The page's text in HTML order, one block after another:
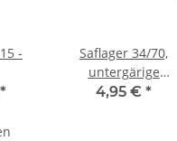
-
*
Saflager 34/70,
untergärige
Trockenhefe - 11,5 g
4,95 € *